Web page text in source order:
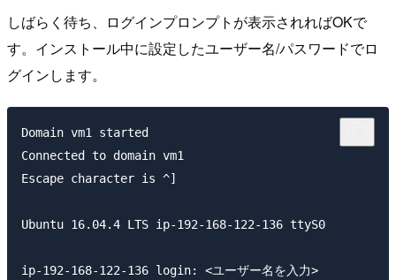
しばらく待ち、ログインプロンプトが表示されればOKで
す。インストール中に設定したユーザー名/パスワードでロ
グインします。
Domain vm1 started
Connected to domain vm1
Escape character is ^]
Ubuntu 16.04.4 LTS ip-192-168-122-136 ttyS0
ip-192-168-122-136 login: <ユーザー名を入力>